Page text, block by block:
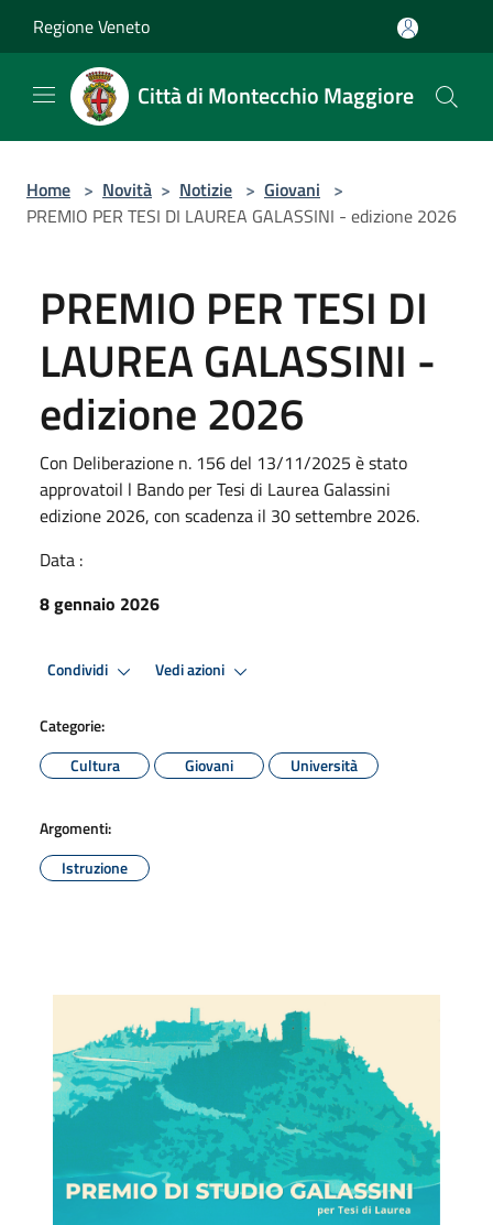
Regione Veneto
Città di Montecchio Maggiore
Home > Novità > Notizie > Giovani >
PREMIO PER TESI DI LAUREA GALASSINI - edizione 2026
PREMIO PER TESI DI
LAUREA GALASSINI -
edizione 2026
Con Deliberazione n. 156 del 13/11/2025 è stato
approvatoil l Bando per Tesi di Laurea Galassini
edizione 2026, con scadenza il 30 settembre 2026.
Data :
8 gennaio 2026
Condividi Vedi azioni
Categorie:
Cultura
Giovani Università
Argomenti:
Istruzione